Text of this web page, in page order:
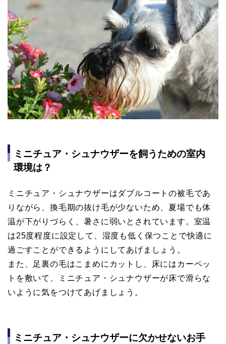
ミニチュア・シュナウザーを飼うための室内
環境は？
ミニチュア・シュナウザーはダブルコートの被毛であ
りながら、換毛期の抜け毛が少ないため、夏場でも体
温が下がりづらく、暑さに弱いとされています。室温
は25度程度に設定して、湿度も低く保つことで快適に
過ごすことができるようにしてあげましょう。
また、足裏の毛はこまめにカットし、床にはカーペッ
トを敷いて、ミニチュア・シュナウザーが床で滑らな
いように気をつけてあげましょう。
ミニチュア・シュナウザーに欠かせないお手